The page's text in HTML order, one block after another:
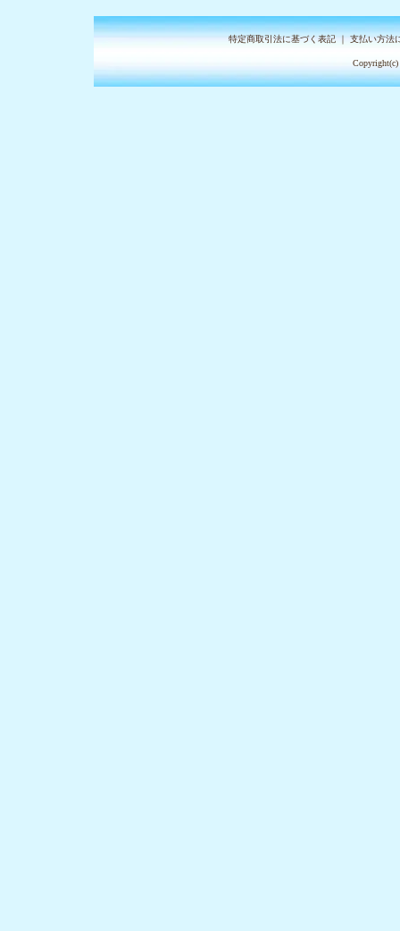
特定商取引法に基づく表記｜支払い方法